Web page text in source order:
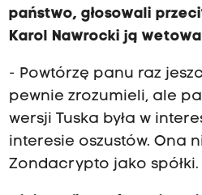
państwo, głosowali
Karol Nawrocki ją
- Powtórzę panu raz
pewnie zrozumieli, ale
wersji Tuska była w
interesie oszustów. Ona
Zondacrypto jako spółki.